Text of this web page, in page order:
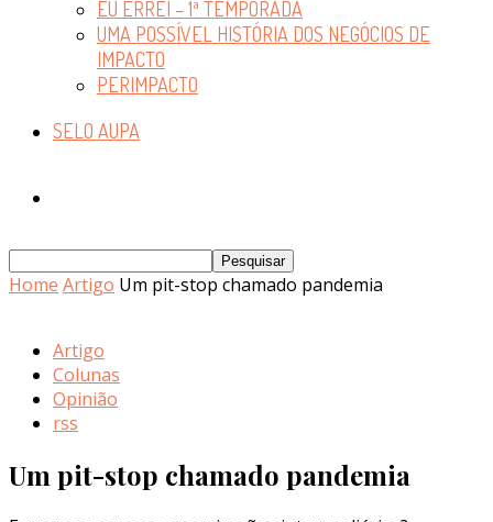
EU ERREI – 1ª TEMPORADA
UMA POSSÍVEL HISTÓRIA DOS NEGÓCIOS DE
IMPACTO
PERIMPACTO
SELO AUPA
Home Artigo Um pit-stop chamado pandemia
Artigo
Colunas
Opinião
rss
Um pit-stop chamado pandemia